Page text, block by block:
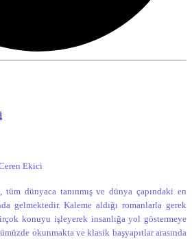
Ekici
tüm dünyaca tanınmış ve dünya çapındaki en
gelmektedir. Kaleme aldığı romanlarla gerek
konuyu işleyerek insanlığa yol göstermeye
okunmakta ve klasik başyapıtlar arasında